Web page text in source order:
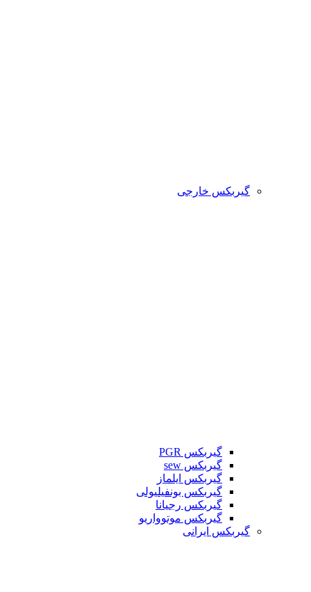
گیربکس خارجی
گیربکس PGR
گیربکس sew
گیربکس ایلماز
گیربکس بونفیلیولی
گیربکس رجیانا
گیربکس موتوواریو
گیربکس ایرانی